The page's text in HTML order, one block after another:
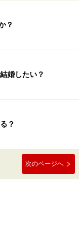
？
婚したい？
？
次のページへ